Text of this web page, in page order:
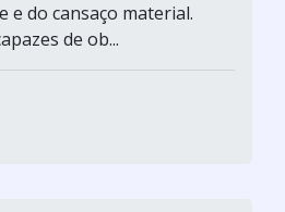
e do cansaço material.
de ob...